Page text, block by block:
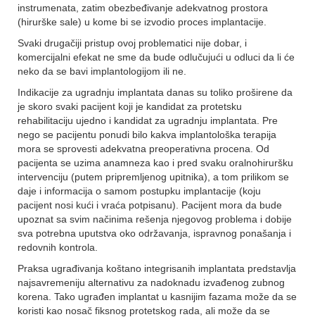
instrumenata, zatim obezbeđivanje adekvatnog prostora
(hirurške sale) u kome bi se izvodio proces implantacije.
Svaki drugačiji pristup ovoj problematici nije dobar, i
komercijalni efekat ne sme da bude odlučujući u odluci da li će
neko da se bavi implantologijom ili ne.
Indikacije za ugradnju implantata danas su toliko proširene da
je skoro svaki pacijent koji je kandidat za protetsku
rehabilitaciju ujedno i kandidat za ugradnju implantata. Pre
nego se pacijentu ponudi bilo kakva implantološka terapija
mora se sprovesti adekvatna preoperativna procena. Od
pacijenta se uzima anamneza kao i pred svaku oralnohiruršku
intervenciju (putem pripremljenog upitnika), a tom prilikom se
daje i informacija o samom postupku implantacije (koju
pacijent nosi kući i vraća potpisanu). Pacijent mora da bude
upoznat sa svim načinima rešenja njegovog problema i dobije
sva potrebna uputstva oko održavanja, ispravnog ponašanja i
redovnih kontrola.
Praksa ugrađivanja koštano integrisanih implantata predstavlja
najsavremeniju alternativu za nadoknadu izvađenog zubnog
korena. Tako ugrađen implantat u kasnijim fazama može da se
koristi kao nosač fiksnog protetskog rada, ali može da se